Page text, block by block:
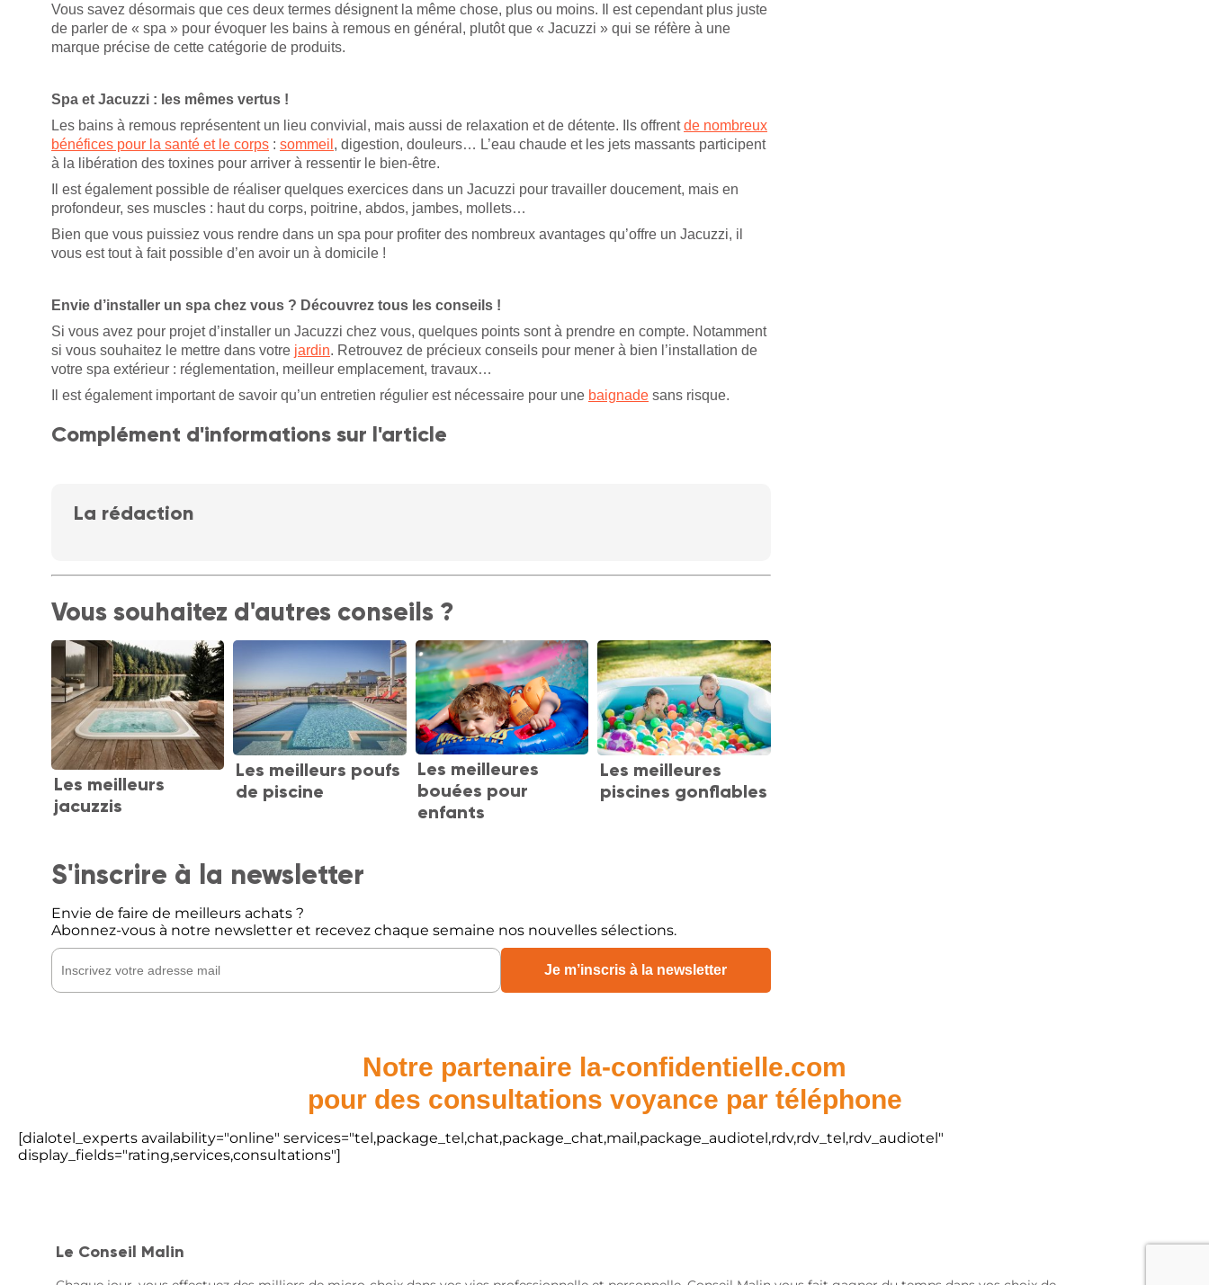
Vous savez désormais que ces deux termes désignent la même chose, plus ou moins. Il est cependant plus juste
de parler de « spa » pour évoquer les bains à remous en général, plutôt que « Jacuzzi » qui se réfère à une
marque précise de cette catégorie de produits.
Spa et Jacuzzi : les mêmes vertus !
Les bains à remous représentent un lieu convivial, mais aussi de relaxation et de détente. Ils offrentde nombreux
bénéfices pour la santé et le corps : sommeil , digestion, douleurs… L’eau chaude et les jets massants participent
à la libération des toxines pour arriver à ressentir le bien-être.
Il est également possible de réaliser quelques exercices dans un Jacuzzi pour travailler doucement, mais en
profondeur, ses muscles : haut du corps, poitrine, abdos, jambes, mollets…
Bien que vous puissiez vous rendre dans un spa pour profiter des nombreux avantages qu’offre un Jacuzzi, il
vous est tout à fait possible d’en avoir un à domicile !
Envie d’installer un spa chez vous ? Découvrez tous les conseils !
Si vous avez pour projet d’installer un Jacuzzi chez vous, quelques points sont à prendre en compte. Notamment
si vous souhaitez le mettre dans votre jardin. Retrouvez de précieux conseils pour mener à bien l’installation de
votre spa extérieur : réglementation, meilleur emplacement, travaux…
Il est également important de savoir qu’un entretien régulier est nécessaire pour une baignade sans risque.
Complément d'informations sur l'article
La rédaction
Vous souhaitez d'autres conseils ?
Les meilleurs
jacuzzis
Les meilleurs poufs
de piscine
Les meilleures
bouées pour
enfants
Les meilleures
piscines gonflables
S'inscrire à la newsletter
Envie de faire de meilleurs achats ?
Abonnez-vous à notre newsletter et recevez chaque semaine nos nouvelles sélections.
Notre partenaire la-confidentielle.com
pour des consultations voyance par téléphone
[dialotel_experts availability="online" services="tel,package_tel,chat,package_chat,mail,package_audiotel,rdv,rdv_tel,rdv_audiotel"
display_fields="rating,services,consultations"]
Le Conseil Malin